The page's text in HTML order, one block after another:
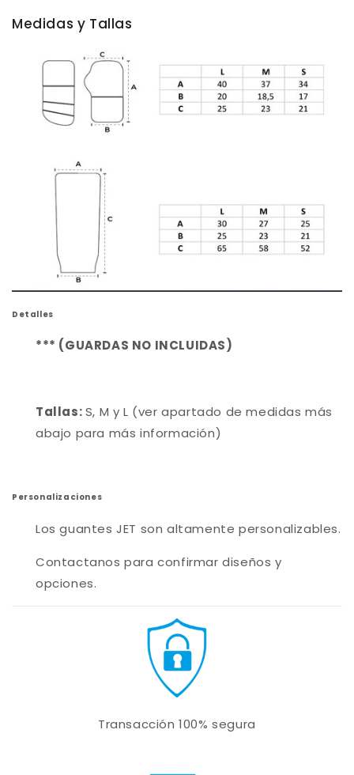
Medidas y Tallas
Detalles
*** (GUARDAS NO INCLUIDAS)
Tallas:S, M y L (ver apartado de medidas más
abajo para más información)
Personalizaciones
Los guantes JET son altamente personalizables.
Contactanos para confirmar diseños y
opciones.
Transacción 100% segura